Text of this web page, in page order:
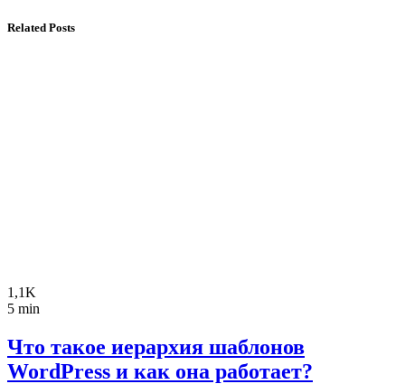
Related Posts
1,1K
5 min
Что такое иерархия шаблонов
WordPress и как она работает?